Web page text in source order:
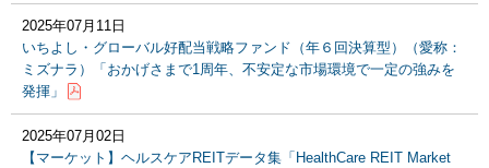
2025年07月11日
いちよし・グローバル好配当戦略ファンド（年６回決算型）（愛称：
ミズナラ）「おかげさまで1周年、不安定な市場環境で一定の強みを
発揮」
2025年07月02日
【マーケット】ヘルスケアREITデータ集「HealthCare REIT Market